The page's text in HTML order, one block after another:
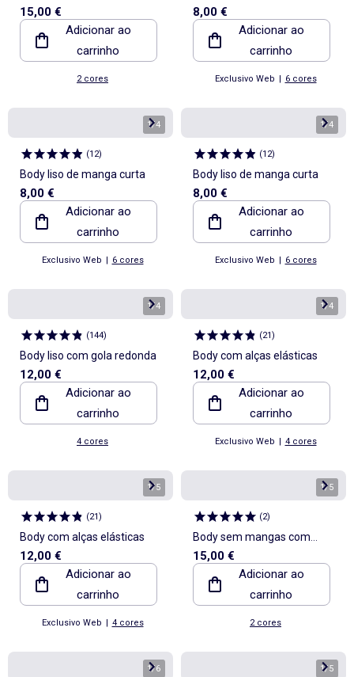
ombreiras
15,00 €
Adicionar ao
carrinho
2 cores
8,00 €
Adicionar ao
carrinho
Exclusivo Web | 6 cores
1/4
(12)
Body liso de manga curta
8,00 €
Adicionar ao
carrinho
Exclusivo Web | 6 cores
1/4
(12)
Body liso de manga curta
8,00 €
Adicionar ao
carrinho
Exclusivo Web | 6 cores
1/4
(144)
Body liso com gola redonda
12,00 €
Adicionar ao
carrinho
4 cores
1/4
(21)
Body com alças elásticas
12,00 €
Adicionar ao
carrinho
Exclusivo Web | 4 cores
1/5
(21)
Body com alças elásticas
12,00 €
Adicionar ao
carrinho
Exclusivo Web | 4 cores
1/5
(2)
Body sem mangas com
ombreiras
15,00 €
Adicionar ao
carrinho
2 cores
1/6 1/5